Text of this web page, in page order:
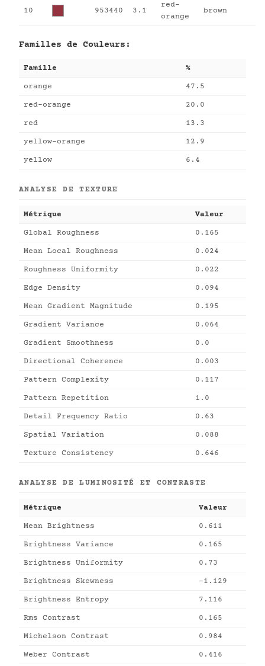
10 953440 3.1
red-
orange
brown
Familles de Couleurs:
Famille %
orange 47.5
red-orange 20.0
red 13.3
yellow-orange 12.9
yellow 6.4
ANALYSE DE TEXTURE
Métrique Valeur
Global Roughness 0.165
Mean Local Roughness 0.024
Roughness Uniformity 0.022
Edge Density 0.094
Mean Gradient Magnitude 0.195
Gradient Variance 0.064
Gradient Smoothness 0.0
Directional Coherence 0.003
Pattern Complexity 0.117
Pattern Repetition 1.0
Detail Frequency Ratio 0.63
Spatial Variation 0.088
Texture Consistency 0.646
ANALYSE DE LUMINOSITÉ ET CONTRASTE
Métrique Valeur
Mean Brightness 0.611
Brightness Variance 0.165
Brightness Uniformity 0.73
Brightness Skewness -1.129
Brightness Entropy 7.116
Rms Contrast 0.165
Michelson Contrast 0.984
Weber Contrast 0.416